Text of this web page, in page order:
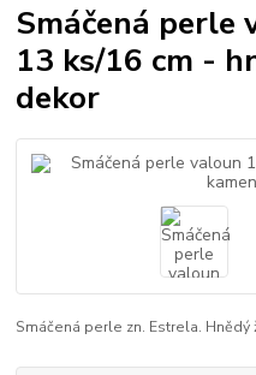
Smáčená perle
13 ks/16 cm -
dekor
Smáčená perle zn. Estrela. Hnědý